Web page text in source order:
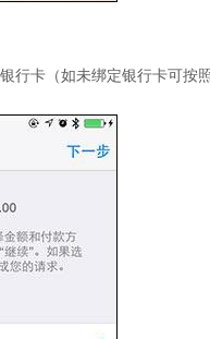
卡（如未绑定银行卡可按